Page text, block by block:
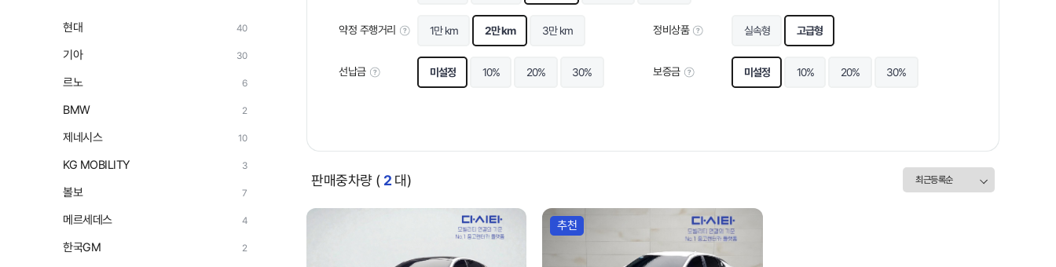
현대 40
기아 30
르노 6
BMW 2
제네시스 10
KG MOBILITY 3
볼보 7
메르세데스 4
한국GM 2
약정 주행거리 1만 km 2만 km 3만 km 정비상품 실속형 고급형
선납금 미설정 10% 20% 30% 보증금 미설정 10% 20% 30%
판매중차량 ( 2 대)
추천